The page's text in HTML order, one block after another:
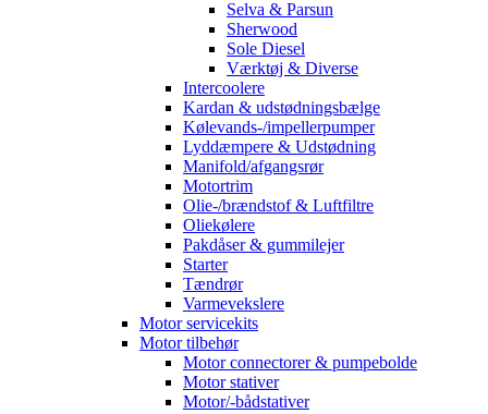
Selva & Parsun
Sherwood
Sole Diesel
Værktøj & Diverse
Intercoolere
Kardan & udstødningsbælge
Kølevands-/impellerpumper
Lyddæmpere & Udstødning
Manifold/afgangsrør
Motortrim
Olie-/brændstof & Luftfiltre
Oliekølere
Pakdåser & gummilejer
Starter
Tændrør
Varmevekslere
Motor servicekits
Motor tilbehør
Motor connectorer & pumpebolde
Motor stativer
Motor/-bådstativer